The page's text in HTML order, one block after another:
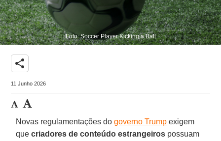
Foto: Soccer Player Kicking a Ball
share
11 Junho 2026
Novas regulamentações do governo Trump exigem
quecriadores de conteúdo estrangeiros possuam